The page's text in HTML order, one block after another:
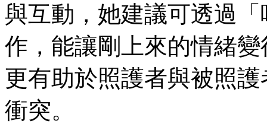
與互動，她建議可透過
作，能讓剛上來的情緒
更有助於照護者與被照
衝突。